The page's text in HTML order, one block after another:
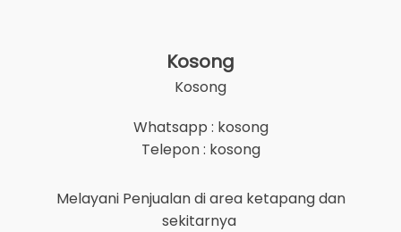
Kosong
Kosong
Whatsapp : kosong
Telepon : kosong
Melayani Penjualan di area ketapangdan
sekitarnya